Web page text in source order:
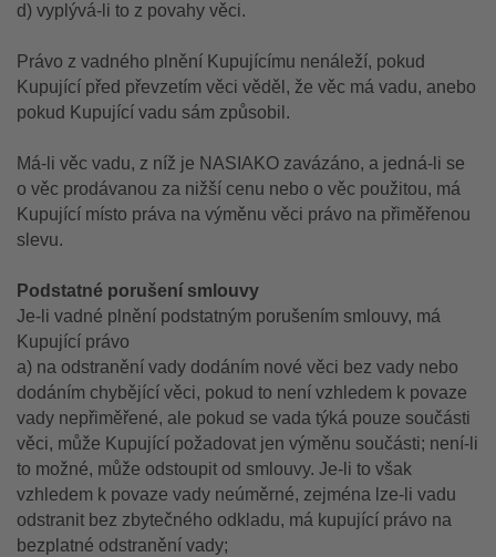
d) vyplývá-li to z povahy věci.
Právo z vadného plnění Kupujícímu nenáleží, pokud
Kupující před převzetím věci věděl, že věc má vadu, anebo
pokud Kupující vadu sám způsobil.
Má-li věc vadu, z níž je NASIAKO zavázáno, a jedná-li se
o věc prodávanou za nižší cenu nebo o věc použitou, má
Kupující místo práva na výměnu věci právo na přiměřenou
slevu.
Podstatné porušení smlouvy
Je-li vadné plnění podstatným porušením smlouvy, má
Kupující právo
a) na odstranění vady dodáním nové věci bez vady nebo
dodáním chybějící věci, pokud to není vzhledem k povaze
vady nepřiměřené, ale pokud se vada týká pouze součásti
věci, může Kupující požadovat jen výměnu součásti; není-li
to možné, může odstoupit od smlouvy. Je-li to však
vzhledem k povaze vady neúměrné, zejména lze-li vadu
odstranit bez zbytečného odkladu, má kupující právo na
bezplatné odstranění vady;